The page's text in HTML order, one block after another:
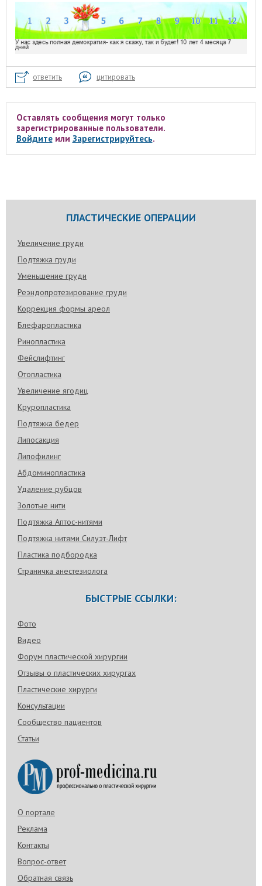
ответить цитировать
Оставлять сообщения могут только
зарегистрированные пользователи.
Войдитеили Зарегистрируйтесь.
ПЛАСТИЧЕСКИЕ ОПЕРАЦИИ
Увеличение груди
Подтяжка груди
Уменьшение груди
Реэндопротезирование груди
Коррекция формы ареол
Блефаропластика
Ринопластика
Фейслифтинг
Отопластика
Увеличение ягодиц
Круропластика
Подтяжка бедер
Липосакция
Липофилинг
Абдоминопластика
Удаление рубцов
Золотые нити
Подтяжка Аптос-нитями
Подтяжка нитями Силуэт-Лифт
Пластика подбородка
Страничка анестезиолога
БЫСТРЫЕ ССЫЛКИ:
Фото
Видео
Форум пластической хирургии
Отзывы о пластических хирургах
Пластические хирурги
Консультации
Сообщество пациентов
Статьи
О портале
Реклама
Контакты
Вопрос-ответ
Обратная связь